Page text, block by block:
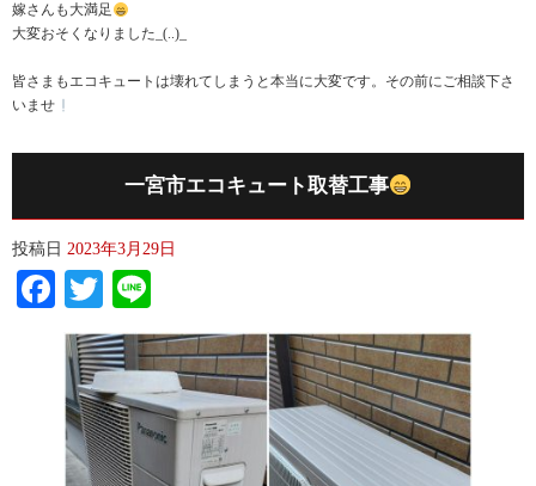
嫁さんも大満足
大変おそくなりました_(..)_
皆さまもエコキュートは壊れてしまうと本当に大変です。その前にご相談下さ
いませ
一宮市エコキュート取替工事
投稿日 2023年3月29日
Facebook
Twitter